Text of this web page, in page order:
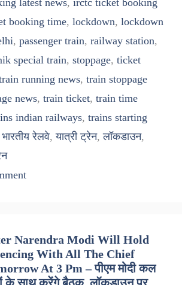
latest news, irctc ticket booking
booking time, lockdown, lockdown
, passenger train, railway station,
special train, stoppage, ticket
running news, train stoppage
news, train ticket, train time
indian railways, trains starting
भारतीय रेलवे,यात्री ट्रेन,लॉकडाउन,
Narendra Modi Will Hold
With All The Chief
At 3 Pm – पीएम मोदी कल